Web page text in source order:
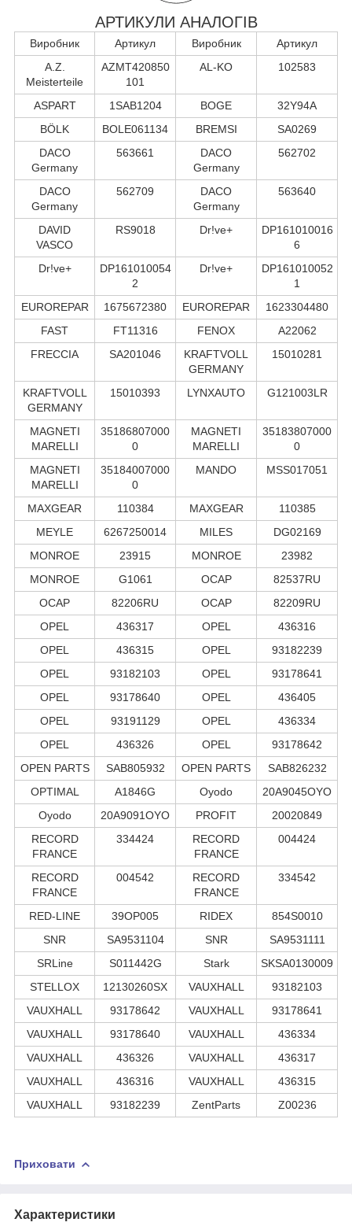
АРТИКУЛИ АНАЛОГІВ
Виробник Артикул Виробник
Артикул
A.Z.
Meisterteile
AZMT420850
101
AL-KO 102583
ASPART 1SAB1204 BOGE
32Y94A
BÖLK
BOLE061134 BREMSI
SA0269
DACO
Germany
563661
DACO
Germany
562702
DACO
Germany
562709
DACO
Germany
563640
DAVID
VASCO
RS9018 Dr!ve+
DP161010016
6
Dr!ve+
DP161010054
2
Dr!ve+
DP161010052
1
EUROREPAR
1675672380 EUROREPAR
1623304480
FAST
FT11316 FENOX
A22062
FRECCIA
SA201046
KRAFTVOLL
GERMANY
15010281
KRAFTVOLL
GERMANY
15010393 LYNXAUTO G121003LR
MAGNETI
MARELLI
35186807000
0
MAGNETI
MARELLI
35183807000
0
MAGNETI
MARELLI
35184007000
0
MANDO MSS017051
MAXGEAR 110384 MAXGEAR
110385
MEYLE
6267250014 MILES
DG02169
MONROE
23915 MONROE
23982
MONROE
G1061 OCAP
82537RU
OCAP
82206RU OCAP
82209RU
OPEL
436317 OPEL
436316
OPEL
436315 OPEL
93182239
OPEL
93182103 OPEL
93178641
OPEL
93178640 OPEL
436405
OPEL
93191129 OPEL
436334
OPEL
436326 OPEL
93178642
OPEN PARTS
SAB805932 OPEN PARTS
SAB826232
OPTIMAL
A1846G Oyodo
20A9045OYO
Oyodo
20A9091OYO PROFIT
20020849
RECORD
FRANCE
334424
RECORD
FRANCE
004424
RECORD
FRANCE
004542
RECORD
FRANCE
334542
RED-LINE 39OP005 RIDEX
854S0010
SNR
SA9531104 SNR
SA9531111
SRLine
S011442G Stark
SKSA0130009
STELLOX
12130260SX VAUXHALL
93182103
VAUXHALL
93178642 VAUXHALL
93178641
VAUXHALL
93178640 VAUXHALL
436334
VAUXHALL
436326 VAUXHALL
436317
VAUXHALL
436316 VAUXHALL
436315
VAUXHALL
93182239 ZentParts Z00236
Приховати
Характеристики